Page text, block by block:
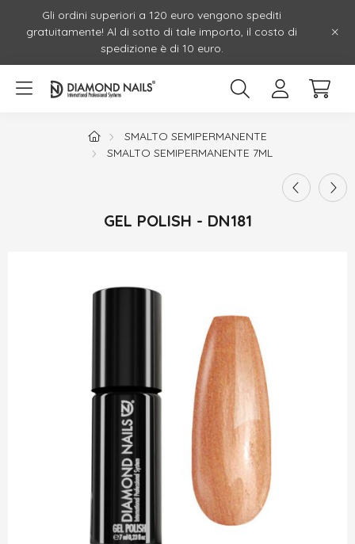
Gli ordini superiori a 120 euro vengono spediti
gratuitamente! Al di sotto di tale importo, il costo di
spedizione è di 10 euro.
SMALTO SEMIPERMANENTE
SMALTO SEMIPERMANENTE 7ML
GEL POLISH - DN181